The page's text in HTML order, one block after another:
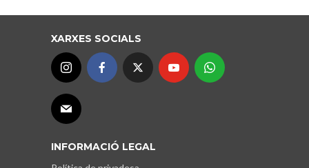
XARXES SOCIALS
INFORMACIÓ LEGAL